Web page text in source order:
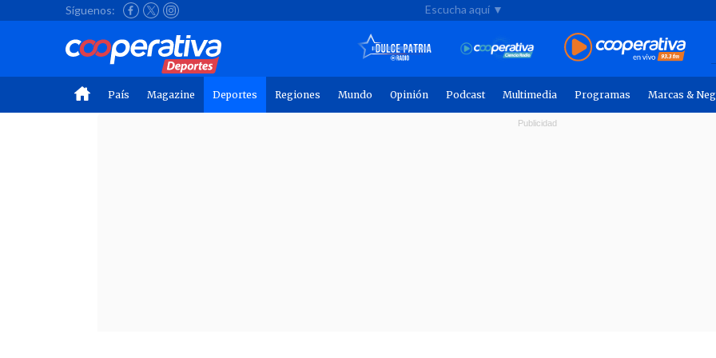
Síguenos: Escucha aquí ▼
País Magazine Deportes Regiones Mundo Opinión Podcast Multimedia Programas Marcas &